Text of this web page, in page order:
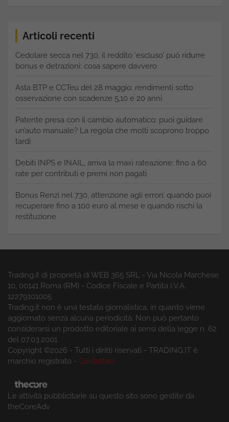
Articoli recenti
Cedolare secca nel 730, il reddito ‘escluso’ può ridurre
bonus e detrazioni: cosa sapere davvero
Asta BTP e CCTeu del 28 maggio: rendimenti sotto
osservazione con scadenze 5,10 e 20 anni
Patente presa con il cambio automatico: puoi guidare
un’auto manuale? La regola che molti scoprono troppo
tardi
Debiti INPS e INAIL, arriva la maxi rateazione: fino a 60
rate per contributi e premi non pagati
Bonus Renzi nel 730, attenzione agli errori: quando puoi
recuperare fino a 100 euro al mese e quando rischi la
restituzione
Trading.it di proprietà di WEB 365 SRL - Via Nicola Marchese
10, 00141 Roma (RM) - Codice Fiscale e Partita I.V.A.
12279101005
Trading.it non è una testata giornalistica, in quanto viene
aggiornato senza alcuna periodicità. Non può pertanto
considerarsi un prodotto editoriale ai sensi della legge n. 62
del 07.03.2001
Copyright ©2026 - Tutti i diritti riservati - TRADING.IT è
marchio registrato - Contattaci
Le attività pubblicitarie su questo sito sono gestite da
theCoreAdv